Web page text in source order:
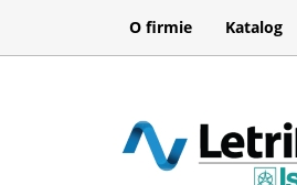
O firmie Katalog